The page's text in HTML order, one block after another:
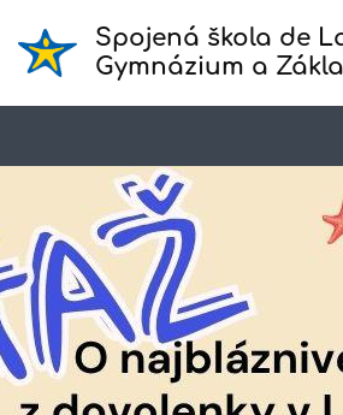
Spojená škola de
Gymnázium a